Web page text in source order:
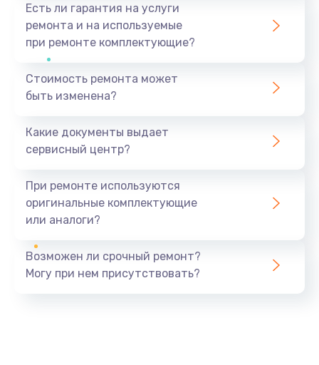
Есть ли гарантия на услуги
ремонта и на используемые
при ремонте комплектующие?
Стоимость ремонта может
быть изменена?
Какие документы выдает
сервисный центр?
При ремонте используются
оригинальные комплектующие
или аналоги?
Возможен ли срочный ремонт?
Могу при нем присутствовать?